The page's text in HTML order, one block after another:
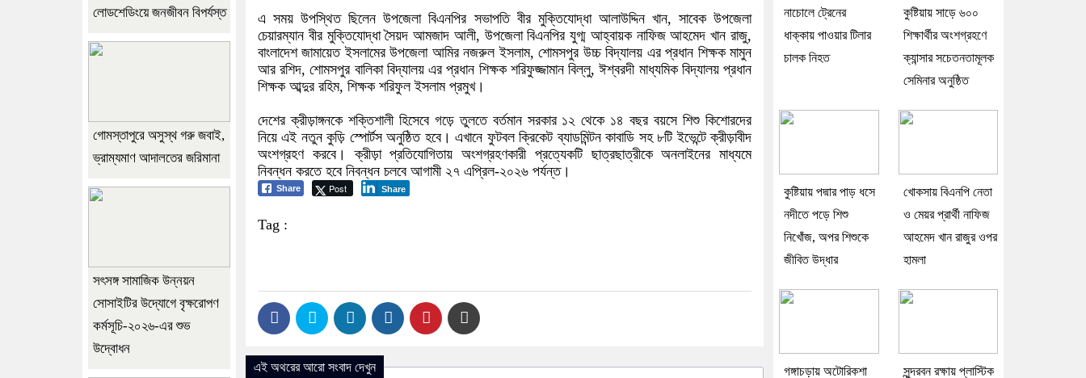
এ সময় উপস্থিত ছিলেন উপজেলা বিএনপির সভাপতি বীর মুক্তিযোদ্ধা আলাউদ্দিন খান, সাবেক উপজেলা
চেয়ারম্যান বীর মুক্তিযোদ্ধা সৈয়দ আমজাদ আলী, উপজেলা বিএনপির যুগ্ম আহ্বায়ক নাফিজ আহমেদ খান রাজু,
বাংলাদেশ জামায়েত ইসলামের উপজেলা আমির নজরুল ইসলাম, শোমসপুর উচ্চ বিদ্যালয় এর প্রধান শিক্ষক মামুন
আর রশিদ, শোমসপুর বালিকা বিদ্যালয় এর প্রধান শিক্ষক শরিফুজ্জামান বিল্লু, ঈশ্বরদী মাধ্যমিক বিদ্যালয় প্রধান
শিক্ষক আব্দুর রহিম, শিক্ষক শরিফুল ইসলাম প্রমুখ।
দেশের ক্রীড়াঙ্গনকে শক্তিশালী হিসেবে গড়ে তুলতে বর্তমান সরকার ১২ থেকে ১৪ বছর বয়সে শিশু কিশোরদের
নিয়ে এই নতুন কুড়ি স্পোর্টস অনুষ্ঠিত হবে। এখানে ফুটবল ক্রিকেট ব্যাডমিন্টন কাবাডি সহ ৮টি ইভেন্টে ক্রীড়াবীদ
অংশগ্রহণ করবে। ক্রীড়া প্রতিযোগিতায় অংশগ্রহণকারী প্রত্যেকটি ছাত্রছাত্রীকে অনলাইনের মাধ্যমে
নিবন্ধন করতে হবে নিবন্ধন চলবে আগামী ২৭ এপ্রিল-২০২৬ পর্যন্ত।
Share Post Share
Tag :
এই অথরের আরো সংবাদ দেখুন
লোডশেডিংয়ে জনজীবন বিপর্যস্ত
গোমস্তাপুরে অসুস্থ গরু জবাই,
ভ্রাম্যমাণ আদালতের জরিমানা
সৎসঙ্গ সামাজিক উন্নয়ন
সোসাইটির উদ্যোগে বৃক্ষরোপণ
কর্মসূচি-২০২৬-এর শুভ
উদ্বোধন
নাচোলে ট্রেনের
ধাক্কায় পাওয়ার টিলার
চালক নিহত
কুষ্টিয়ায় সাড়ে ৬০০
শিক্ষার্থীর অংশগ্রহণে
ক্যান্সার সচেতনতামূলক
সেমিনার অনুষ্ঠিত
কুষ্টিয়ায় পদ্মার পাড় ধসে
নদীতে পড়ে শিশু
নিখোঁজ, অপর শিশুকে
জীবিত উদ্ধার
খোকসায় বিএনপি নেতা
ও মেয়র প্রার্থী নাফিজ
আহমেদ খান রাজুর ওপর
হামলা
গঙ্গাচড়ায় অটোরিকশা
সুন্দরবন রক্ষায় প্লাস্টিক